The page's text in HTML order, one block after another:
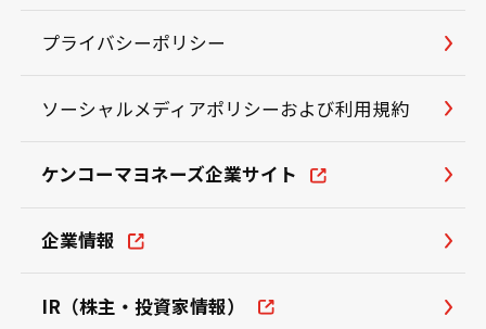
プライバシーポリシー
ソーシャルメディアポリシーおよび利用規約
ケンコーマヨネーズ企業サイト
企業情報
IR（株主・投資家情報）